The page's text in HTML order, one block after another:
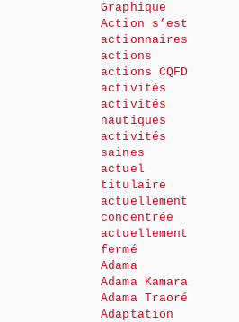
Graphique
Action s’est
actionnaires
actions
actions CQFD
activités
activités
nautiques
activités
saines
actuel
titulaire
actuellement
concentrée
actuellement
fermé
Adama
Adama Kamara
Adama Traoré
Adaptation